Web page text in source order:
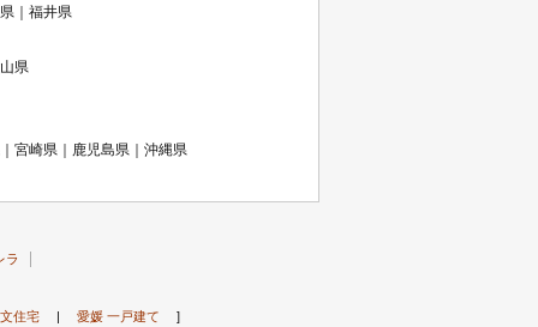
｜福井県
県
宮崎県｜鹿児島県｜沖縄県
ラ
住宅 | 愛媛 一戸建て ]